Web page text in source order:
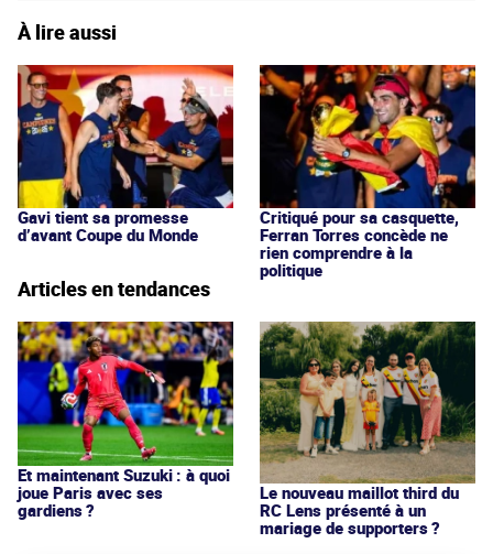
À lire aussi
Gavi tient sa promesse
d’avant Coupe du Monde
Critiqué pour sa casquette,
Ferran Torres concède ne
rien comprendre à la
politique
Articles en tendances
Et maintenant Suzuki : à quoi
joue Paris avec ses
gardiens ?
Le nouveau maillot third du
RC Lens présenté à un
mariage de supporters ?